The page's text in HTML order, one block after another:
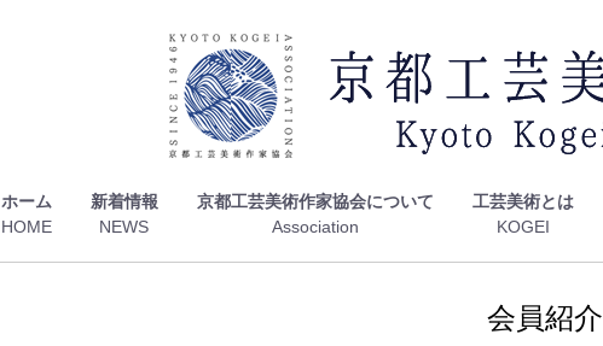
ホーム 新着情報 京都工芸美術作家協会について 工芸美術とは
会員紹介